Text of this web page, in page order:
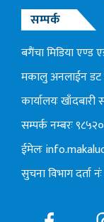
सम्पर्क
बगैंचा मिडिया एण्ड
मकालु अनलाईन
कार्यालयः
सम्पर्क नम्बरः
ईमेलः
सुचना विभाग दर्ता